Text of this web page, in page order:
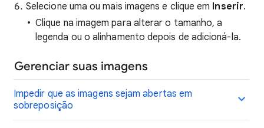
Selecione uma ou mais imagens e clique em Inserir.
Clique na imagem para alterar o tamanho, a
legenda ou o alinhamento depois de adicioná-la.
Gerenciar suas imagens
Impedir que as imagens sejam abertas em
sobreposição